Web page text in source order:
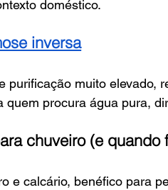
doméstico.
inversa
purificação muito elevado,
quem procura água pura,
chuveiro (e quando
e calcário, benéfico para